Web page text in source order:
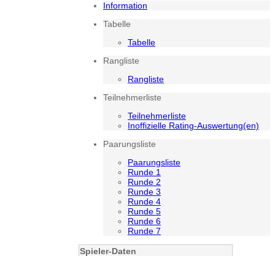
Information
Tabelle
Tabelle
Rangliste
Rangliste
Teilnehmerliste
Teilnehmerliste
Inoffizielle Rating-Auswertung(en)
Paarungsliste
Paarungsliste
Runde 1
Runde 2
Runde 3
Runde 4
Runde 5
Runde 6
Runde 7
Spieler-Daten